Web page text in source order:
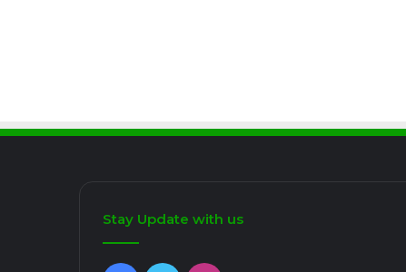
Stay Update with us